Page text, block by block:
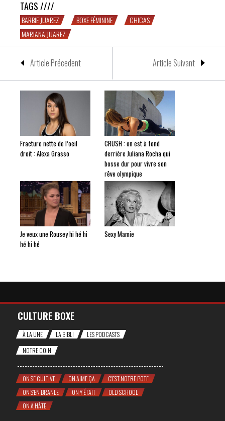
TAGS ////
BARBIE JUAREZ BOXE FÉMININE
CHICAS
MARIANA JUAREZ
Article Précedent Article Suivant
Fracture nette de l’oeil
droit : Alexa Grasso
CRUSH : on est à fond
derrière Juliana Rocha qui
bosse dur pour vivre son
rêve olympique
Je veux une Rousey hi hé hi
hé hi hé
Sexy Mamie
CULTURE BOXE
À LA UNE LA BIBLI
LES PODCASTS
NOTRE COIN
ON SE CULTIVE ON AIME ÇA
C'EST NOTRE POTE
ON S'EN BRANLE
ON Y ÉTAIT
OLD SCHOOL
ON A HÂTE